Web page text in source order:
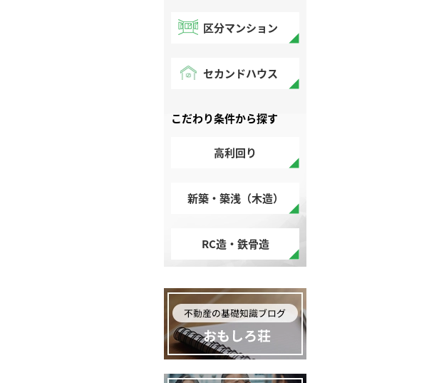
区分マンション
セカンドハウス
こだわり条件から探す
高利回り
新築・築浅（木造）
RC造・鉄骨造